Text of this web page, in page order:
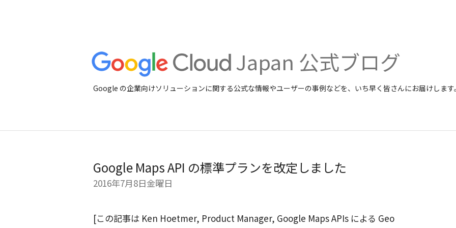
Japan 公式ブログ
Google の企業向けソリューションに関する公式な情報やユーザーの事例などを、いち早く皆さんにお届けします。
Google Maps API の標準プランを改定しました
2016年7月8日金曜日
[この記事は Ken Hoetmer, Product Manager, Google Maps APIs による Geo